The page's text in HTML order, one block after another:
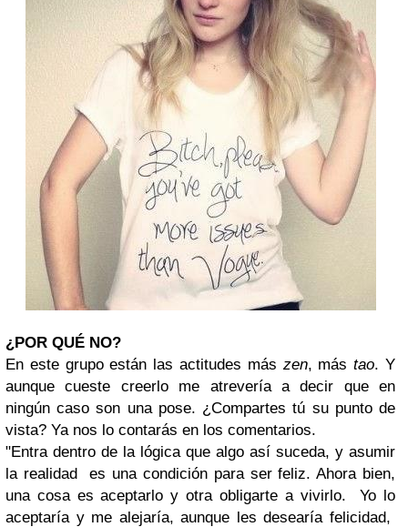
¿POR QUÉ NO?
En este grupo están las actitudes más zen, mástao. Y
aunque cueste creerlo me atrevería a decir que en
ningún caso son una pose. ¿Compartes tú su punto de
vista? Ya nos lo contarás en los comentarios.
"Entra dentro de la lógica que algo así suceda, y asumir
la realidad es una condición para ser feliz. Ahora bien,
una cosa es aceptarlo y otra obligarte a vivirlo. Yo lo
aceptaría y me alejaría, aunque les desearía felicidad,